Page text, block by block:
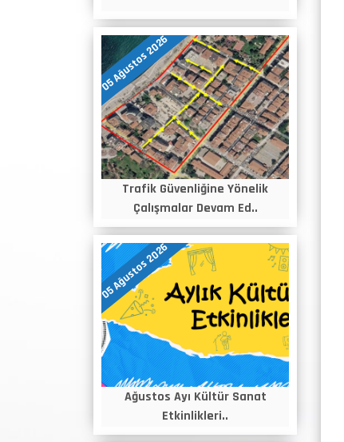
05 Ağustos 2026
Trafik Güvenliğine Yönelik
Çalışmalar Devam Ed..
05 Ağustos 2026
Ağustos Ayı Kültür Sanat
Etkinlikleri..